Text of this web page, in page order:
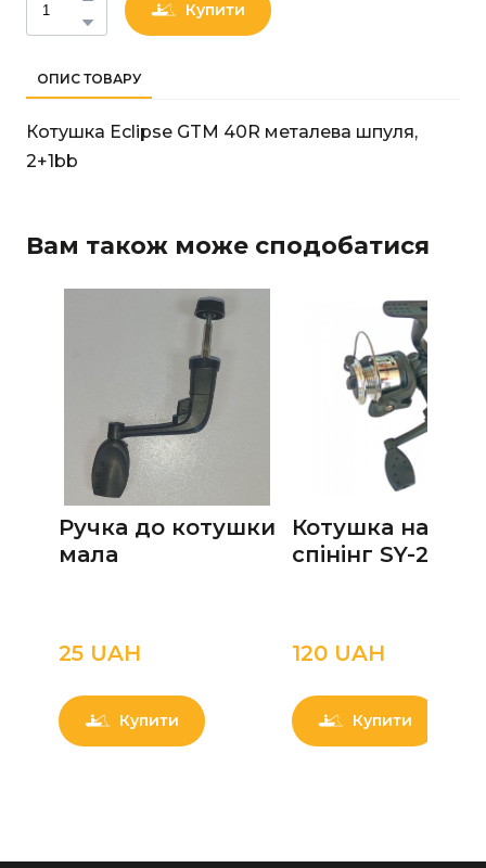
Купити
ОПИС ТОВАРУ
Котушка Eclipse GTM 40R металева шпуля,
2+1bb
Вам також може сподобатися
Ручка до котушки
мала
25 UAН
Купити
Котушка на
спінінг SY-200
120 UAН
Купити